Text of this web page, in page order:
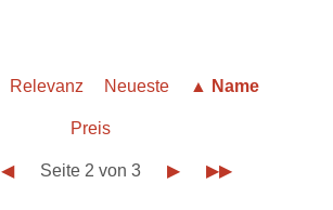
Relevanz Neueste ▲ Name
Preis
◀ Seite 2 von 3 ▶ ▶▶